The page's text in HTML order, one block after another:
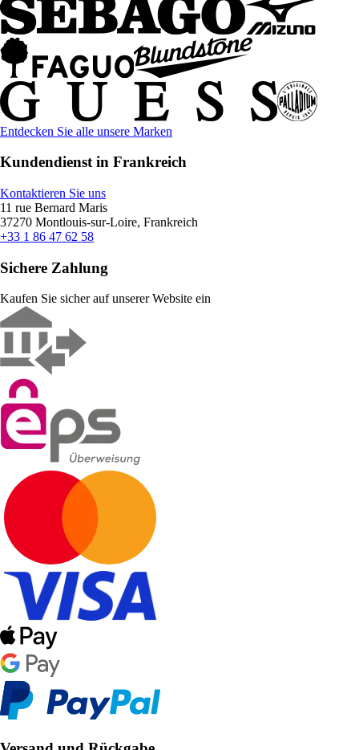
Entdecken Sie alle unsere Marken
Kundendienst in Frankreich
Kontaktieren Sie uns
11 rue Bernard Maris
37270 Montlouis-sur-Loire, Frankreich
+33 1 86 47 62 58
Sichere Zahlung
Kaufen Sie sicher auf unserer Website ein